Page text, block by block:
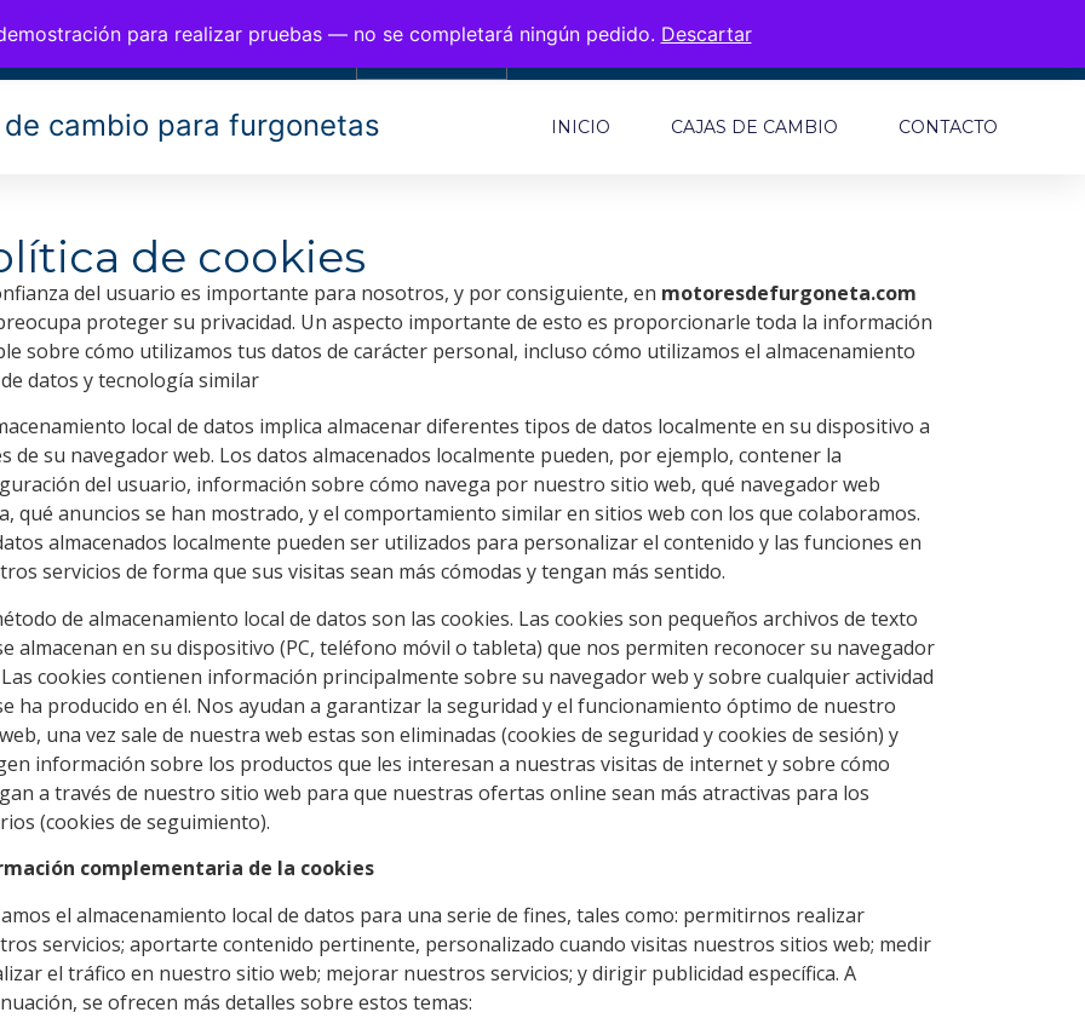
para realizar pruebas — no se completará ningún pedido. Descartar
PARA FURGONETAS
0,00€
de cambio para furgonetas INICIO CAJAS DE CAMBIO CONTACTO
de cookies
del usuario es importante para nosotros, y por consiguiente, en motoresdefurgoneta.com
proteger su privacidad. Un aspecto importante de esto es proporcionarle toda la información
sobre cómo utilizamos tus datos de carácter personal, incluso cómo utilizamos el almacenamiento
datos y tecnología similar
local de datos implica almacenar diferentes tipos de datos localmente en su dispositivo a
de su navegador web. Los datos almacenados localmente pueden, por ejemplo, contener la
del usuario, información sobre cómo navega por nuestro sitio web, qué navegador web
qué anuncios se han mostrado, y el comportamiento similar en sitios web con los que colaboramos.
almacenados localmente pueden ser utilizados para personalizar el contenido y las funciones en
servicios de forma que sus visitas sean más cómodas y tengan más sentido.
de almacenamiento local de datos son las cookies. Las cookies son pequeños archivos de texto
almacenan en su dispositivo (PC, teléfono móvil o tableta) que nos permiten reconocer su navegador
cookies contienen información principalmente sobre su navegador web y sobre cualquier actividad
ha producido en él. Nos ayudan a garantizar la seguridad y el funcionamiento óptimo de nuestro
una vez sale de nuestra web estas son eliminadas (cookies de seguridad y cookies de sesión) y
información sobre los productos que les interesan a nuestras visitas de internet y sobre cómo
a través de nuestro sitio web para que nuestras ofertas online sean más atractivas para los
(cookies de seguimiento).
complementaria de la cookies
el almacenamiento local de datos para una serie de fines, tales como: permitirnos realizar
servicios; aportarte contenido pertinente, personalizado cuando visitas nuestros sitios web; medir
el tráfico en nuestro sitio web; mejorar nuestros servicios; y dirigir publicidad específica. A
se ofrecen más detalles sobre estos temas: